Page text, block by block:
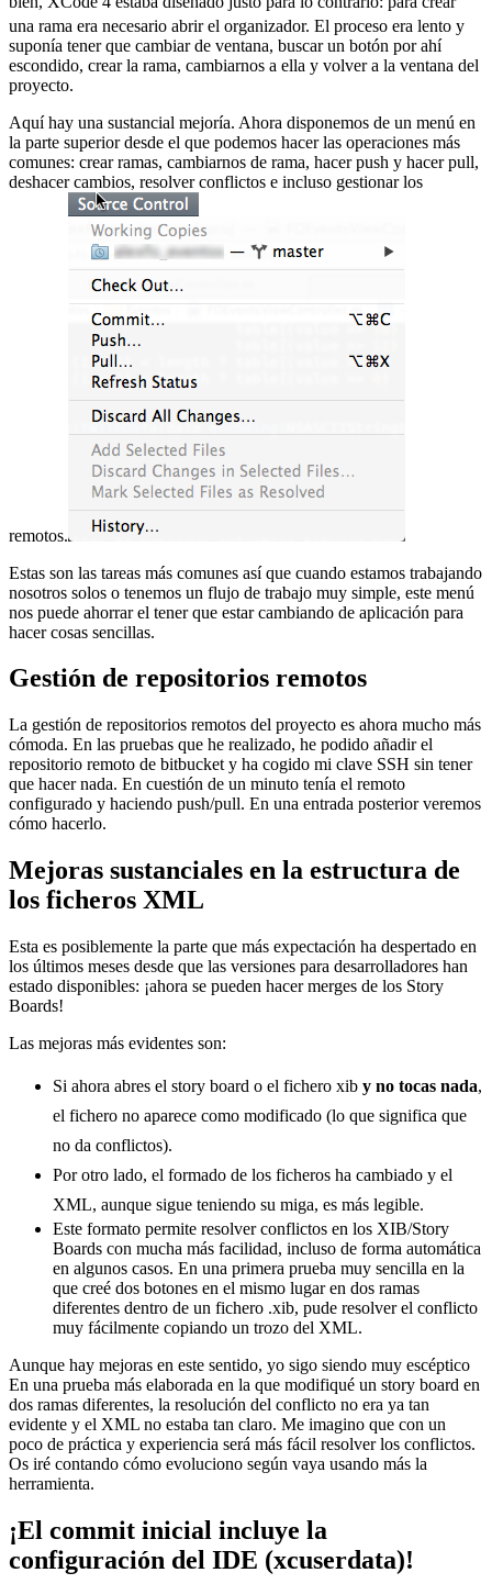
una rama era necesario abrir el organizador. El proceso era lento y
suponía tener que cambiar de ventana, buscar un botón por ahí
escondido, crear la rama, cambiarnos a ella y volver a la ventana del
proyecto.
Aquí hay una sustancial mejoría. Ahora disponemos de un menú en
la parte superior desde el que podemos hacer las operaciones más
comunes: crear ramas, cambiarnos de rama, hacer push y hacer pull,
deshacer cambios, resolver conflictos e incluso gestionar los
remotos.
Estas son las tareas más comunes así que cuando estamos trabajando
nosotros solos o tenemos un flujo de trabajo muy simple, este menú
nos puede ahorrar el tener que estar cambiando de aplicación para
hacer cosas sencillas.
Gestión de repositorios remotos
La gestión de repositorios remotos del proyecto es ahora mucho más
cómoda. En las pruebas que he realizado, he podido añadir el
repositorio remoto de bitbucket y ha cogido mi clave SSH sin tener
que hacer nada. En cuestión de un minuto tenía el remoto
configurado y haciendo push/pull. En una entrada posterior veremos
cómo hacerlo.
Mejoras sustanciales en la estructura de
los ficheros XML
Esta es posiblemente la parte que más expectación ha despertado en
los últimos meses desde que las versiones para desarrolladores han
estado disponibles: ¡ahora se pueden hacer merges de los Story
Boards!
Las mejoras más evidentes son:
Si ahora abres el story board o el fichero xib y no tocas nada,
el fichero no aparece como modificado (lo que significa que
no da conflictos).
Por otro lado, el formado de los ficheros ha cambiado y el
XML, aunque sigue teniendo su miga, es más legible.
Este formato permite resolver conflictos en los XIB/Story
Boards con mucha más facilidad, incluso de forma automática
en algunos casos. En una primera prueba muy sencilla en la
que creé dos botones en el mismo lugar en dos ramas
diferentes dentro de un fichero .xib, pude resolver el conflicto
muy fácilmente copiando un trozo del XML.
Aunque hay mejoras en este sentido, yo sigo siendo muy escéptico
En una prueba más elaborada en la que modifiqué un story board en
dos ramas diferentes, la resolución del conflicto no era ya tan
evidente y el XML no estaba tan claro. Me imagino que con un
poco de práctica y experiencia será más fácil resolver los conflictos.
Os iré contando cómo evoluciono según vaya usando más la
herramienta.
¡El commit inicial incluye la
configuración del IDE (xcuserdata)!